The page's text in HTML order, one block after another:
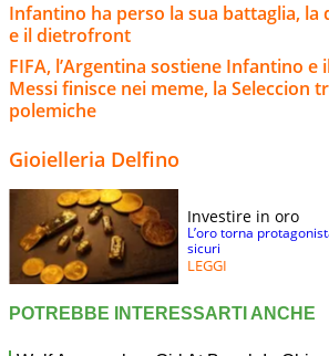
Infantino ha perso la sua battaglia, la
e il dietrofront
FIFA, l’Argentina sostiene Infantino e
Messi finisce nei meme, la Seleccion
polemiche
Gioielleria Delfino
Investire in oro
L’oro torna
sicuri
LEGGI